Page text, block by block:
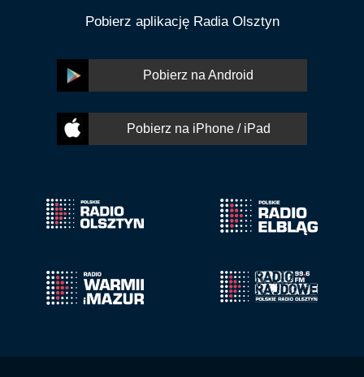
Pobierz aplikację Radia Olsztyn
Pobierz na Android
Pobierz na iPhone / iPad